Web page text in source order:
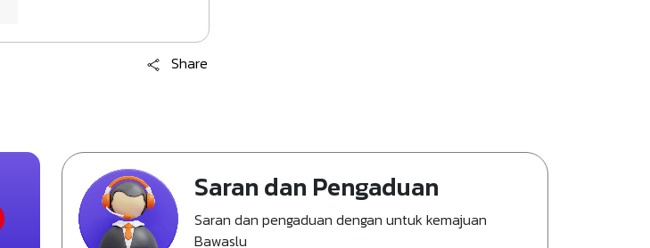
Share
Saran dan Pengaduan
Saran dan pengaduan dengan untuk kemajuan
Bawaslu